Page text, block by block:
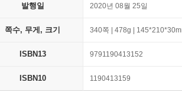
발행일 2020년 08월 25일
쪽수, 무게, 크기 340쪽 | 478g |
ISBN13 9791190413152
ISBN10 1190413159